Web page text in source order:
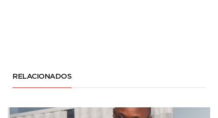
RELACIONADOS